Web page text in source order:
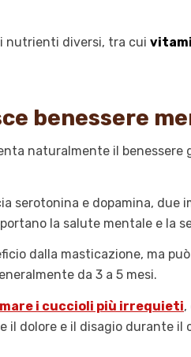
nutrienti diversi, tra cui
benessere
naturalmente il benessere
serotonina e dopamina, due
la salute mentale e la
dalla masticazione, ma
da 3 a 5 mesi.
i cuccioli più irrequieti,
il dolore e il disagio durante il